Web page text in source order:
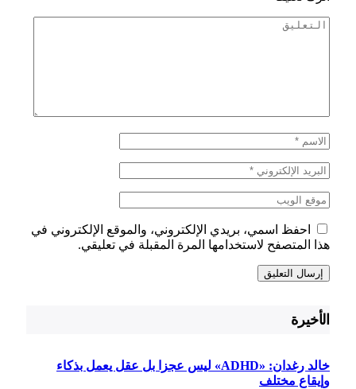
احفظ اسمي، بريدي الإلكتروني، والموقع الإلكتروني في
هذا المتصفح لاستخدامها المرة المقبلة في تعليقي.
الأخيرة
خالد رغدان: «ADHD» ليس عجزا بل عقل يعمل بذكاء
وإيقاع مختلف